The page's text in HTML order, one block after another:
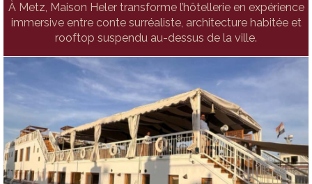
À Metz, Maison Heler transforme l’hôtellerie en expérience
immersive entre conte surréaliste, architecture habitée et
rooftop suspendu au-dessus de la ville.